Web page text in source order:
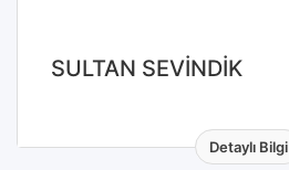
Detaylı Bilgi
SULTAN SEVİNDİK